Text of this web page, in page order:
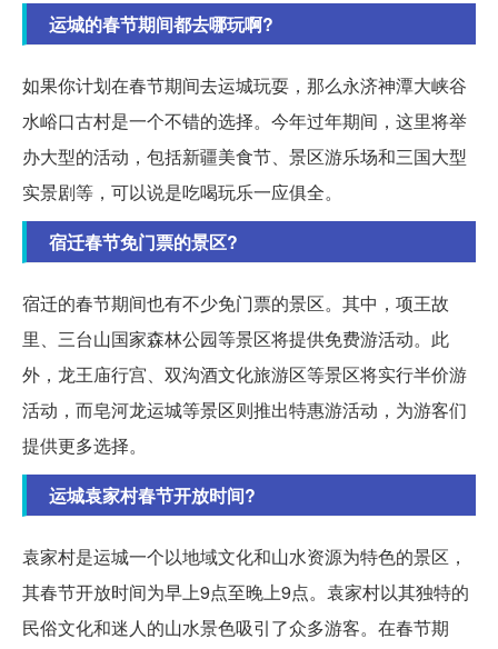
运城的春节期间都去哪玩啊?
如果你计划在春节期间去运城玩耍，那么永济神潭大峡谷
水峪口古村是一个不错的选择。今年过年期间，这里将举
办大型的活动，包括新疆美食节、景区游乐场和三国大型
实景剧等，可以说是吃喝玩乐一应俱全。
宿迁春节免门票的景区?
宿迁的春节期间也有不少免门票的景区。其中，项王故
里、三台山国家森林公园等景区将提供免费游活动。此
外，龙王庙行宫、双沟酒文化旅游区等景区将实行半价游
活动，而皂河龙运城等景区则推出特惠游活动，为游客们
提供更多选择。
运城袁家村春节开放时间?
袁家村是运城一个以地域文化和山水资源为特色的景区，
其春节开放时间为早上9点至晚上9点。袁家村以其独特的
民俗文化和迷人的山水景色吸引了众多游客。在春节期